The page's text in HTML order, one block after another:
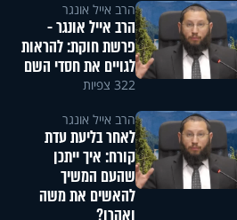
הרב אייל אונגר
הרב אייל אונגר -
פרשת חוקת: להראות
לגויים את חסדי השם
322 צפיות
הרב אייל אונגר
לאחר בליעת עדת
קורח: איך ייתכן
שהעם המשיך
להאשים את משה